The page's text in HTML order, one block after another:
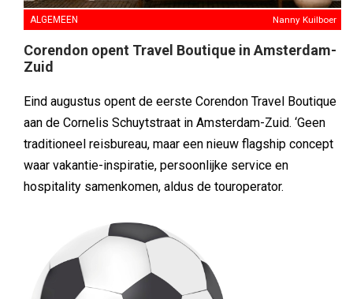
ALGEMEEN Nanny Kuilboer
Corendon opent Travel Boutique in Amsterdam-
Zuid
Eind augustus opent de eerste Corendon Travel Boutique
aan de Cornelis Schuytstraat in Amsterdam-Zuid. ‘Geen
traditioneel reisbureau, maar een nieuw flagship concept
waar vakantie-inspiratie, persoonlijke service en
hospitality samenkomen, aldus de touroperator.